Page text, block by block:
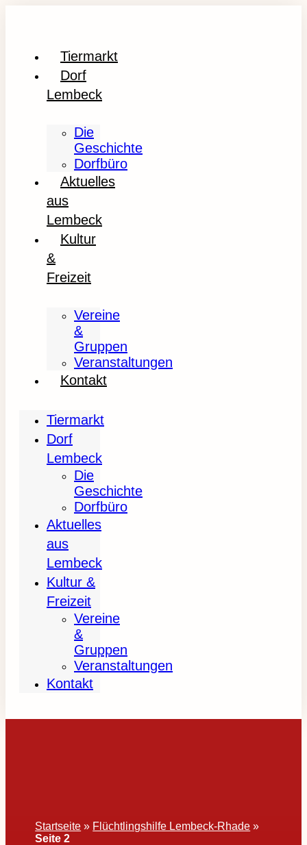
Tiermarkt
Dorf
Lembeck
Die
Geschichte
Dorfbüro
Aktuelles
aus
Lembeck
Kultur
&
Freizeit
Vereine
&
Gruppen
Veranstaltungen
Kontakt
Tiermarkt
Dorf
Lembeck
Die
Geschichte
Dorfbüro
Aktuelles
aus
Lembeck
Kultur &
Freizeit
Vereine
&
Gruppen
Veranstaltungen
Kontakt
Startseite » Flüchtlingshilfe Lembeck-Rhade »
Seite 2